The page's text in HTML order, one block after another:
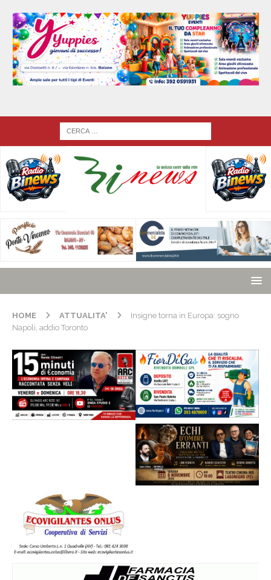
HOME ATTUALITA'
Insigne torna in Europa: sogno
Napoli, addio Toronto